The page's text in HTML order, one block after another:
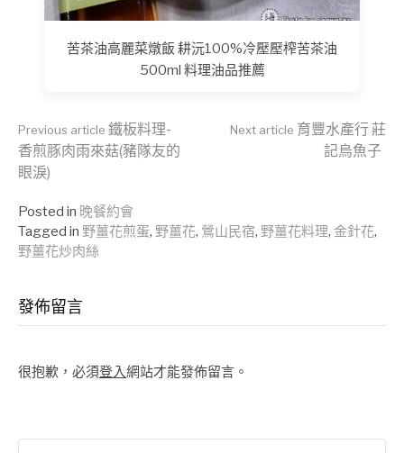
苦茶油高麗菜燉飯 耕沅100%冷壓壓榨苦茶油
500ml 料理油品推薦
Continue
Reading
Previous article 鐵板料理-
香煎豚肉雨來菇(豬隊友的
眼淚)
Next article 育豐水產行 莊
記烏魚子
Posted in 晚餐約會
Tagged in 野薑花煎蛋, 野薑花, 鶯山民宿, 野薑花料理, 金針花,
野薑花炒肉絲
發佈留言
很抱歉，必須登入網站才能發佈留言。